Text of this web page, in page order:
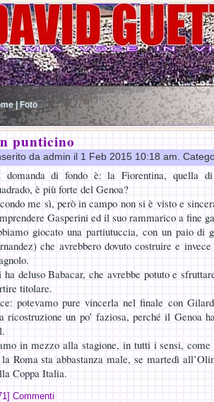
| Foto
punticino
da admin il 1 Feb 2015 10:18 am.
domanda di fondo è: la Fiorentina, quella
è più forte del Genoa?
me sì, però in campo non si è visto e
Gasperini ed il suo rammarico a fine
giocato una partiutuccia, con un paio
che avrebbero dovuto costruire e
deluso Babacar, che avrebbe potuto e
titolare.
potevamo pure vincerla nel finale con
ricostruzione un po’ faziosa, perché il Genoa
in mezzo alla stagione, in tutti i sensi,
Roma sta abbastanza male, se martedì
Coppa Italia.
Commenti